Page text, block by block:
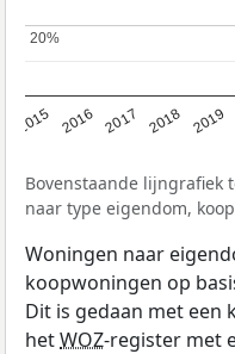
2015 2016 2017 2018 2019
20%
20%
Bovenstaande lijngrafiek
naar type eigendom,
Woningen naar
koopwoningen op
Dit is gedaan met een
hetWOZ-register met